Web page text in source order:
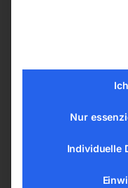
Kolbenhub
Kolbenhub
Breite/Tiefe
Höhe
Kolben
Nur
Individuelle